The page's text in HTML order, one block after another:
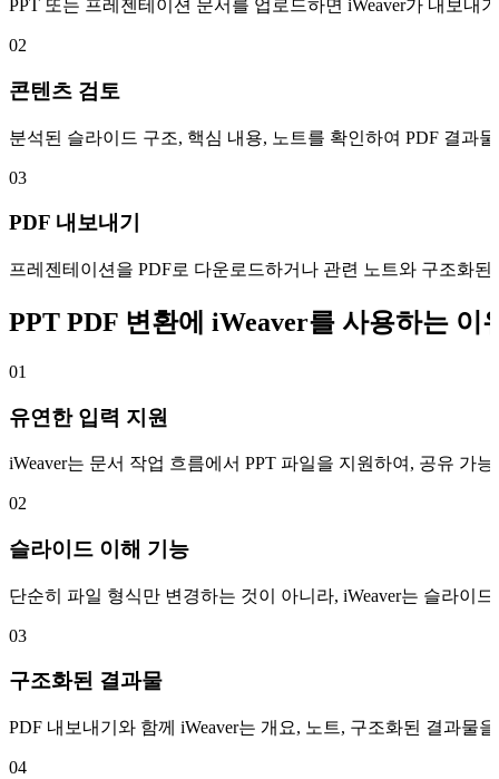
PPT 또는 프레젠테이션 문서를 업로드하면 iWeaver가 내보
02
콘텐츠 검토
분석된 슬라이드 구조, 핵심 내용, 노트를 확인하여 PDF 결과
03
PDF 내보내기
프레젠테이션을 PDF로 다운로드하거나 관련 노트와 구조화
PPT PDF 변환에 iWeaver를 사용하는 이
01
유연한 입력 지원
iWeaver는 문서 작업 흐름에서 PPT 파일을 지원하여, 공유 가
02
슬라이드 이해 기능
단순히 파일 형식만 변경하는 것이 아니라, iWeaver는 슬라이
03
구조화된 결과물
PDF 내보내기와 함께 iWeaver는 개요, 노트, 구조화된 결과물
04